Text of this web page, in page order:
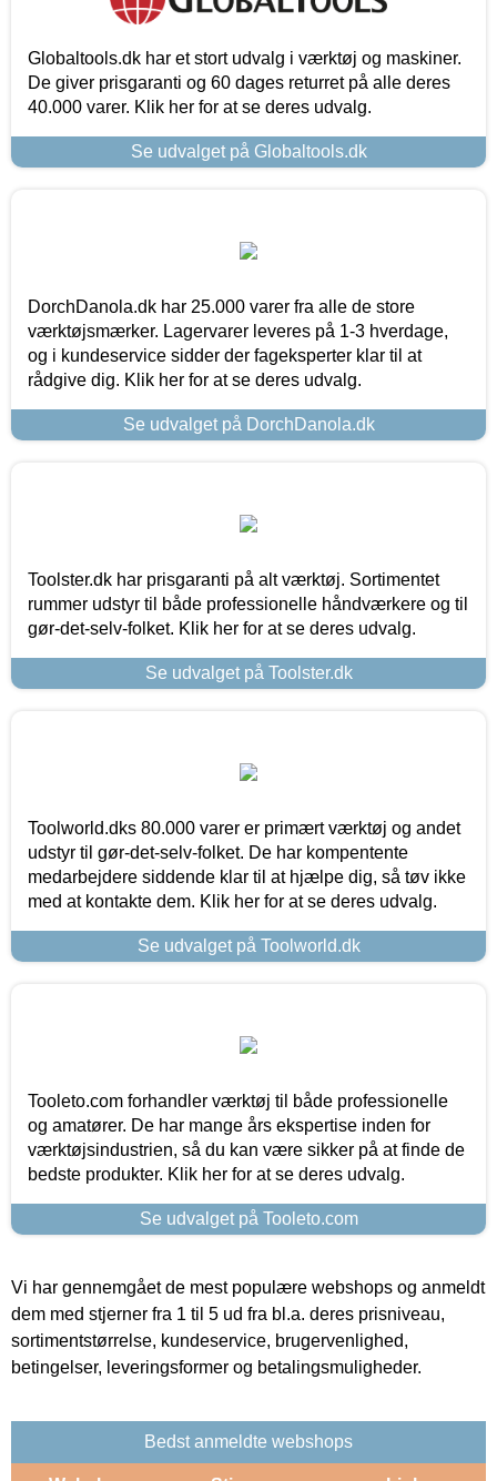
Globaltools.dk har et stort udvalg i værktøj og maskiner.
De giver prisgaranti og 60 dages returret på alle deres
40.000 varer. Klik her for at se deres udvalg.
Se udvalget på Globaltools.dk
DorchDanola.dk har 25.000 varer fra alle de store
værktøjsmærker. Lagervarer leveres på 1-3 hverdage,
og i kundeservice sidder der fageksperter klar til at
rådgive dig. Klik her for at se deres udvalg.
Se udvalget på DorchDanola.dk
Toolster.dk har prisgaranti på alt værktøj. Sortimentet
rummer udstyr til både professionelle håndværkere og til
gør-det-selv-folket. Klik her for at se deres udvalg.
Se udvalget på Toolster.dk
Toolworld.dks 80.000 varer er primært værktøj og andet
udstyr til gør-det-selv-folket. De har kompentente
medarbejdere siddende klar til at hjælpe dig, så tøv ikke
med at kontakte dem. Klik her for at se deres udvalg.
Se udvalget på Toolworld.dk
Tooleto.com forhandler værktøj til både professionelle
og amatører. De har mange års ekspertise inden for
værktøjsindustrien, så du kan være sikker på at finde de
bedste produkter. Klik her for at se deres udvalg.
Se udvalget på Tooleto.com
Vi har gennemgået de mest populære webshops og anmeldt
dem med stjerner fra 1 til 5 ud fra bl.a. deres prisniveau,
sortimentstørrelse, kundeservice, brugervenlighed,
betingelser, leveringsformer og betalingsmuligheder.
Bedst anmeldte webshops